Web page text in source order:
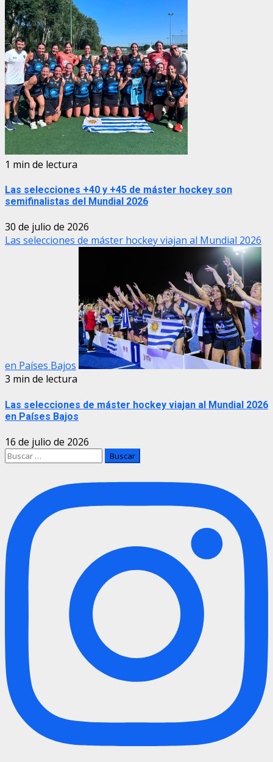
1 min de lectura
Las selecciones +40 y +45 de máster hockey son
semifinalistas del Mundial 2026
30 de julio de 2026
Las selecciones de máster hockey viajan al Mundial 2026
en Países Bajos
3 min de lectura
Las selecciones de máster hockey viajan al Mundial 2026
en Países Bajos
16 de julio de 2026
Buscar: